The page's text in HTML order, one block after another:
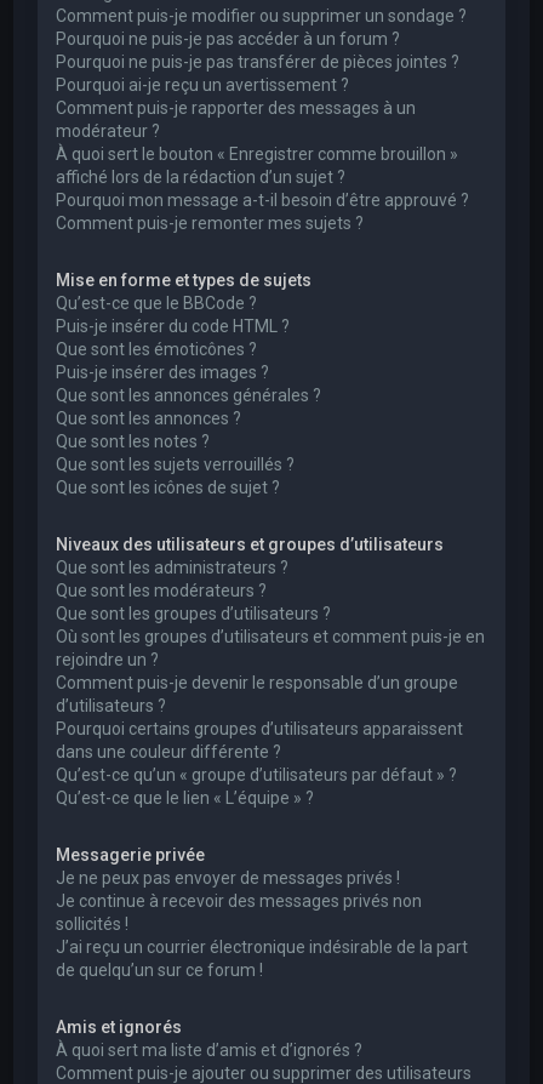
Comment puis-je modifier ou supprimer un sondage ?
Pourquoi ne puis-je pas accéder à un forum ?
Pourquoi ne puis-je pas transférer de pièces jointes ?
Pourquoi ai-je reçu un avertissement ?
Comment puis-je rapporter des messages à un
modérateur ?
À quoi sert le bouton « Enregistrer comme brouillon »
affiché lors de la rédaction d’un sujet ?
Pourquoi mon message a-t-il besoin d’être approuvé ?
Comment puis-je remonter mes sujets ?
Mise en forme et types de sujets
Qu’est-ce que le BBCode ?
Puis-je insérer du code HTML ?
Que sont les émoticônes ?
Puis-je insérer des images ?
Que sont les annonces générales ?
Que sont les annonces ?
Que sont les notes ?
Que sont les sujets verrouillés ?
Que sont les icônes de sujet ?
Niveaux des utilisateurs et groupes d’utilisateurs
Que sont les administrateurs ?
Que sont les modérateurs ?
Que sont les groupes d’utilisateurs ?
Où sont les groupes d’utilisateurs et comment puis-je en
rejoindre un ?
Comment puis-je devenir le responsable d’un groupe
d’utilisateurs ?
Pourquoi certains groupes d’utilisateurs apparaissent
dans une couleur différente ?
Qu’est-ce qu’un « groupe d’utilisateurs par défaut » ?
Qu’est-ce que le lien « L’équipe » ?
Messagerie privée
Je ne peux pas envoyer de messages privés !
Je continue à recevoir des messages privés non
sollicités !
J’ai reçu un courrier électronique indésirable de la part
de quelqu’un sur ce forum !
Amis et ignorés
À quoi sert ma liste d’amis et d’ignorés ?
Comment puis-je ajouter ou supprimer des utilisateurs